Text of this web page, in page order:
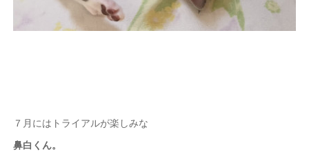
７月にはトライアルが楽しみな
鼻白くん。